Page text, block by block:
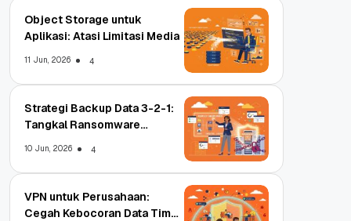
Object Storage untuk
Aplikasi: Atasi Limitasi Media
11 Jun, 2026 4
Strategi Backup Data 3-2-1:
Tangkal Ransomware
10 Jun, 2026 4
VPN untuk Perusahaan:
Cegah Kebocoran Data Tim